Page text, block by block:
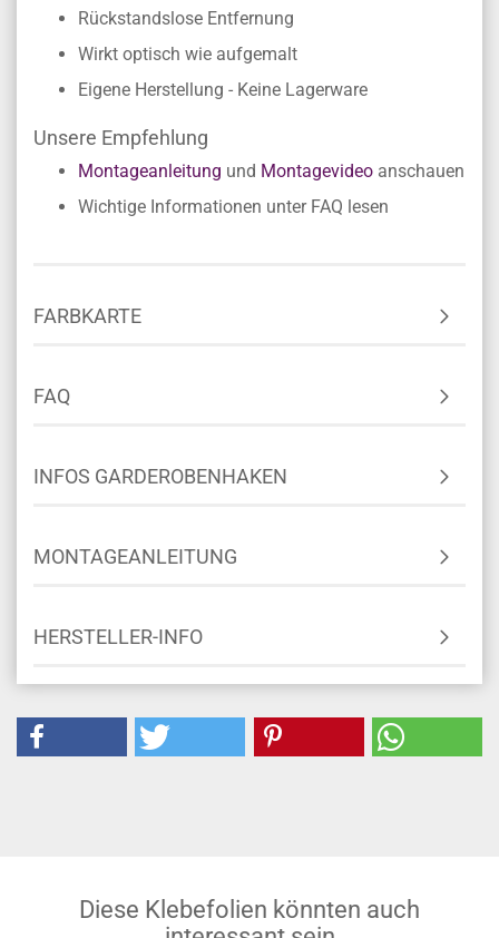
Rückstandslose Entfernung
Wirkt optisch wie aufgemalt
Eigene Herstellung - Keine Lagerware
Unsere Empfehlung
Montageanleitung und Montagevideo anschauen
Wichtige Informationen unter FAQ lesen
FARBKARTE
FAQ
INFOS GARDEROBENHAKEN
MONTAGEANLEITUNG
HERSTELLER-INFO
Diese Klebefolien könnten auch